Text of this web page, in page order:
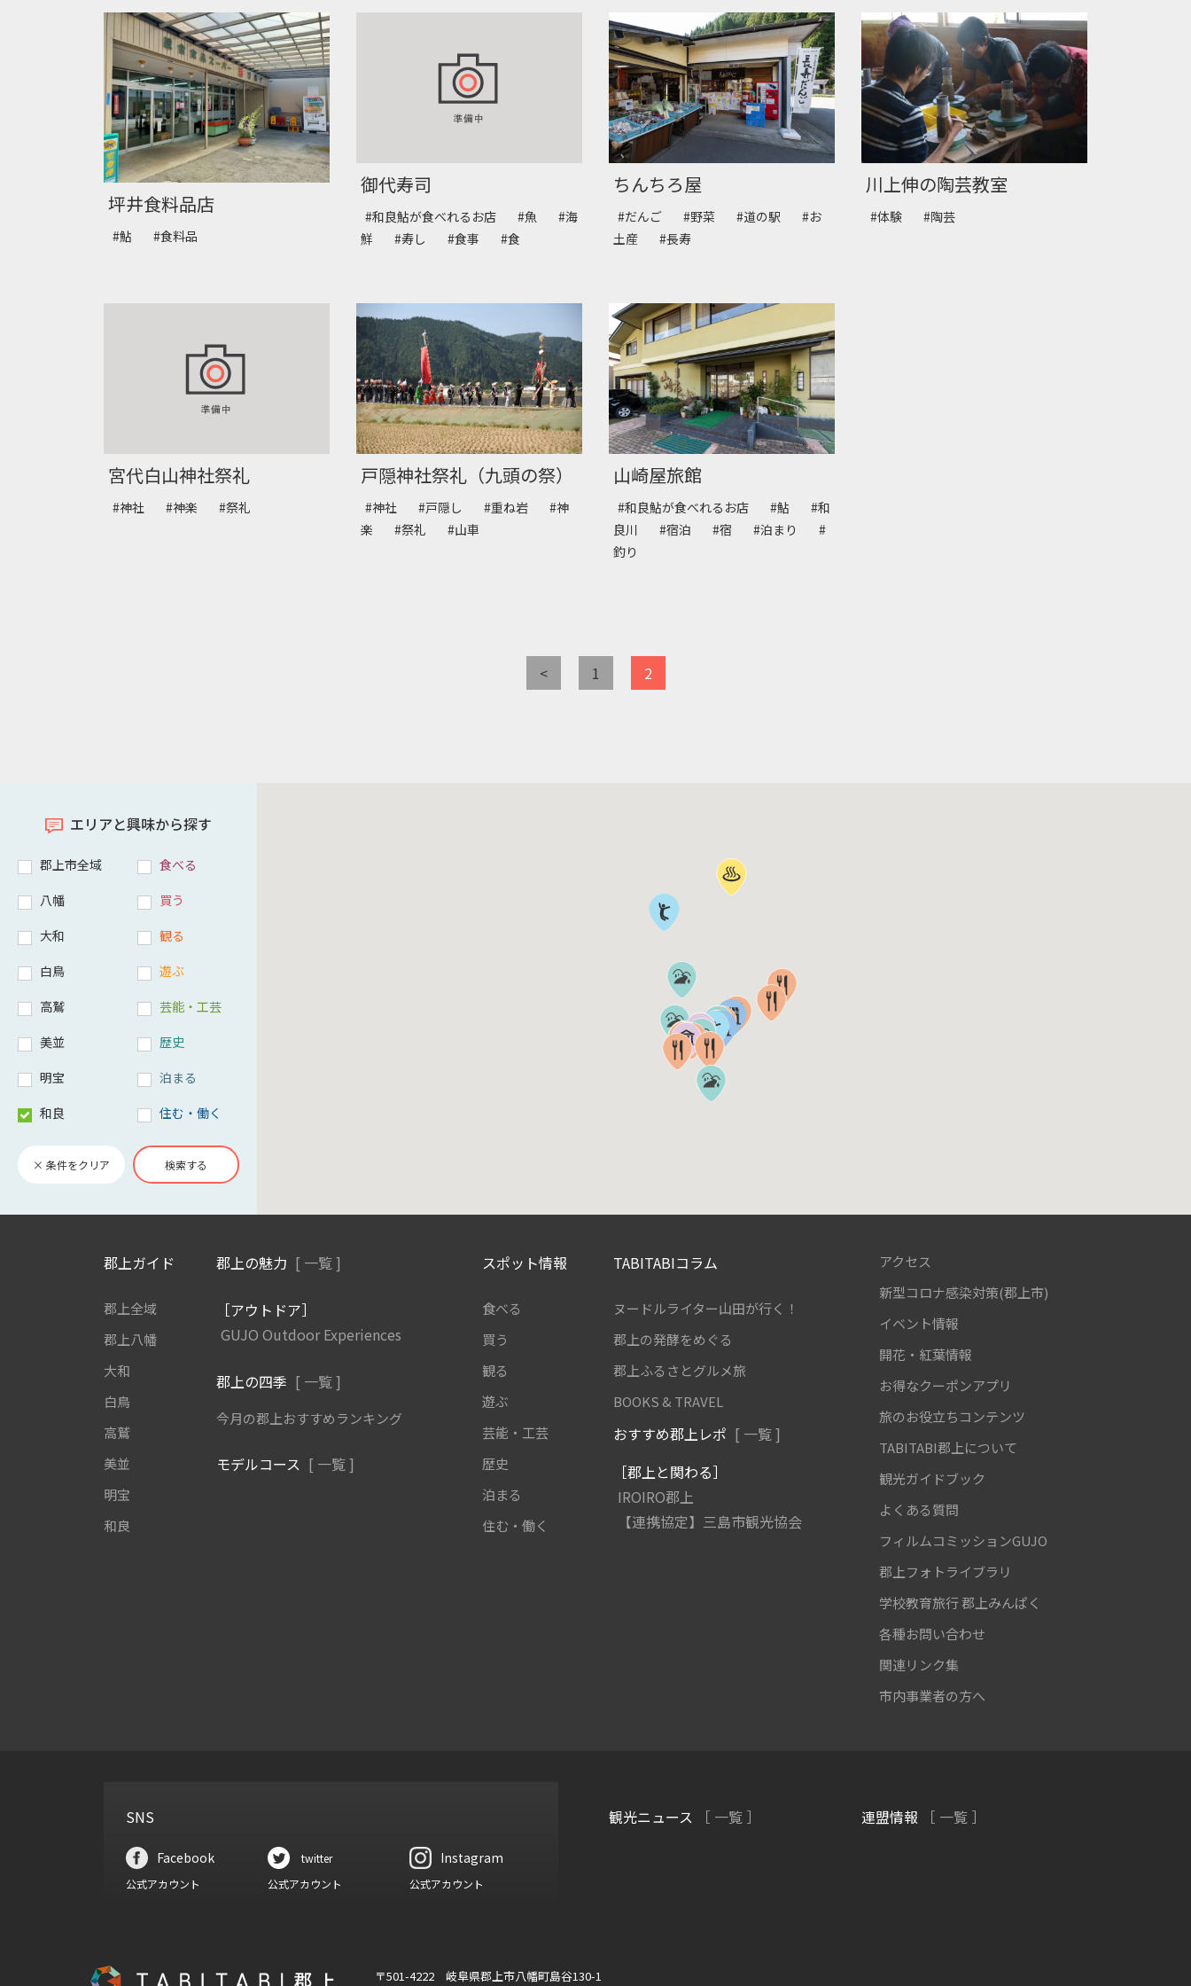
坪井食料品店
#鮎 #食料品
御代寿司
#和良鮎が食べれるお店 #魚
#海
鮮
#寿し #食事 #食
ちんちろ屋
#だんご #野菜 #道の駅
#お
土産
#長寿
川上伸の陶芸教室
#体験 #陶芸
宮代白山神社祭礼
#神社 #神楽 #祭礼
戸隠神社祭礼（九頭の祭）
#神社 #戸隠し #重ね岩
#神
楽
#祭礼 #山車
山崎屋旅館
#和良鮎が食べれるお店 #鮎
#和
良川
#宿泊 #宿 #泊まり
#
釣り
< 1 2
エリアと興味から探す
郡上市全域
八幡
大和
白鳥
高鷲
美並
明宝
和良
食べる
買う
観る
遊ぶ
芸能・工芸
歴史
泊まる
住む・働く
× 条件をクリア 検索する
郡上ガイド
郡上全域
郡上八幡
大和
白鳥
高鷲
美並
明宝
和良
郡上の魅力 [ 一覧 ]
［アウトドア］
GUJO Outdoor Experiences
郡上の四季 [ 一覧 ]
今月の郡上おすすめランキング
モデルコース [ 一覧 ]
スポット情報
食べる
買う
観る
遊ぶ
芸能・工芸
歴史
泊まる
住む・働く
TABITABIコラム
ヌードルライター山田が行く！
郡上の発酵をめぐる
郡上ふるさとグルメ旅
BOOKS & TRAVEL
おすすめ郡上レポ [ 一覧 ]
［郡上と関わる］
IROIRO郡上
【連携協定】三島市観光協会
アクセス
新型コロナ感染対策(郡上市)
イベント情報
開花・紅葉情報
お得なクーポンアプリ
旅のお役立ちコンテンツ
TABITABI郡上について
観光ガイドブック
よくある質問
フィルムコミッションGUJO
郡上フォトライブラリ
学校教育旅行郡上みんぱく
各種お問い合わせ
関連リンク集
市内事業者の方へ
SNS
Facebook
公式アカウント
twitter
公式アカウント
Instagram
公式アカウント
観光ニュース ［ 一覧 ］ 連盟情報 ［ 一覧 ］
〒501-4222 岐阜県郡上市八幡町島谷130-1